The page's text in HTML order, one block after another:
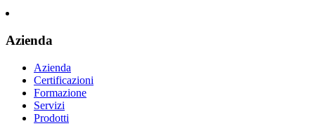
Azienda
Azienda
Certificazioni
Formazione
Servizi
Prodotti